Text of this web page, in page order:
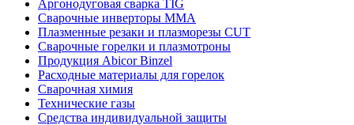
Аргонодуговая сварка TIG
Сварочные инверторы MMA
Плазменные резаки и плазморезы CUT
Сварочные горелки и плазмотроны
Продукция Abicor Binzel
Расходные материалы для горелок
Сварочная химия
Технические газы
Средства индивидуальной защиты